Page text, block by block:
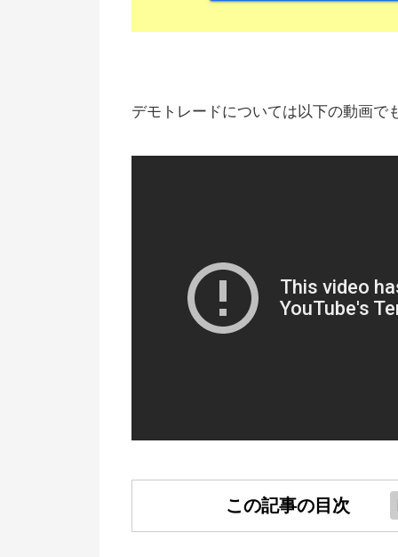
デモトレードについては以下の動画で
この記事の目次